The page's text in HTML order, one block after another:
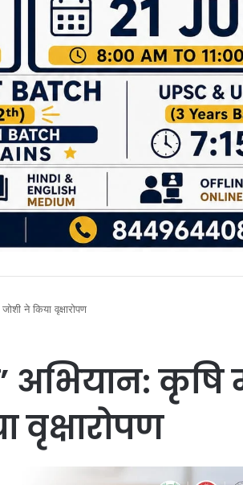
ने किया वृक्षारोपण
कृषि